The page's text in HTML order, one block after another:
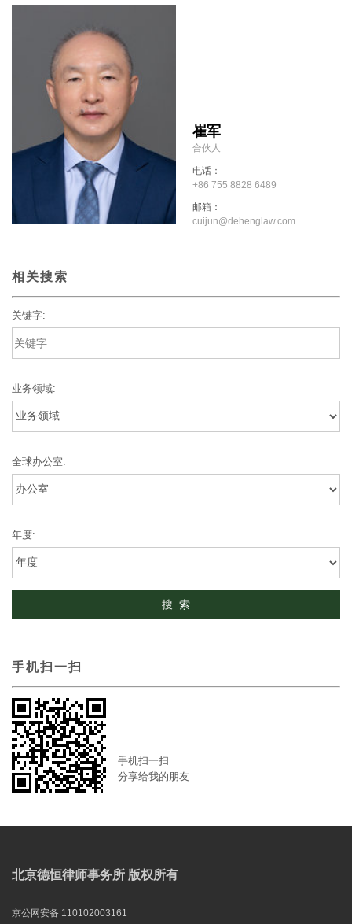
崔军
合伙人
电话：
+86 755 8828 6489
邮箱：
cuijun@dehenglaw.com
相关搜索
关键字:
业务领域:
全球办公室:
年度:
手机扫一扫
手机扫一扫
分享给我的朋友
北京德恒律师事务所 版权所有
京公网安备 110102003161